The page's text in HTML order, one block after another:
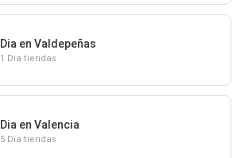
Dia en Valdepeñas
1 Dia tiendas
Dia en Valencia
5 Dia tiendas